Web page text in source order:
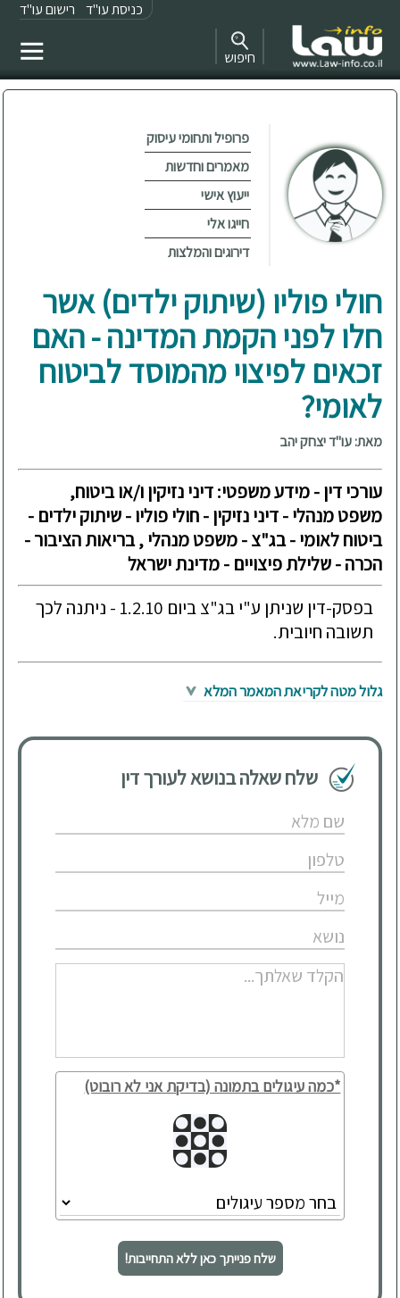
כניסת עו"ד רישום עו"ד
חיפוש
פרופיל ותחומי עיסוק
מאמרים וחדשות
ייעוץ אישי
חייגו אלי
דירוגים והמלצות
חולי פוליו (שיתוק ילדים) אשר
חלו לפני הקמת המדינה - האם
זכאים לפיצוי מהמוסד לביטוח
לאומי?
מאת: עו"ד יצחק יהב
עורכי דין - מידע משפטי: דיני נזיקין ו/או ביטוח,
משפט מנהלי - דיני נזיקין - חולי פוליו - שיתוק ילדים -
ביטוח לאומי - בג"צ - משפט מנהלי , בריאות הציבור -
הכרה - שלילת פיצויים - מדינת ישראל
בפסק-דין שניתן ע"י בג"צ ביום 1.2.10 - ניתנה לכך
תשובה חיובית.
גלול מטה לקריאת המאמר המלא
שלח שאלה בנושא לעורך דין
*כמה עיגולים בתמונה (בדיקת אני לא רובוט)
שלח פנייתך כאן ללא התחייבות!